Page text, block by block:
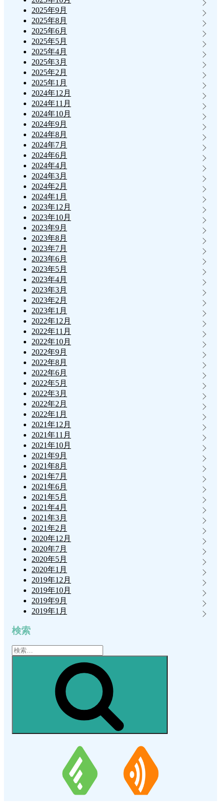
2025年9月
2025年8月
2025年6月
2025年5月
2025年4月
2025年3月
2025年2月
2025年1月
2024年12月
2024年11月
2024年10月
2024年9月
2024年8月
2024年7月
2024年6月
2024年4月
2024年3月
2024年2月
2024年1月
2023年12月
2023年10月
2023年9月
2023年8月
2023年7月
2023年6月
2023年5月
2023年4月
2023年3月
2023年2月
2023年1月
2022年12月
2022年11月
2022年10月
2022年9月
2022年8月
2022年6月
2022年5月
2022年3月
2022年2月
2022年1月
2021年12月
2021年11月
2021年10月
2021年9月
2021年8月
2021年7月
2021年6月
2021年5月
2021年4月
2021年3月
2021年2月
2020年12月
2020年7月
2020年5月
2020年1月
2019年12月
2019年10月
2019年9月
2019年1月
検索
検